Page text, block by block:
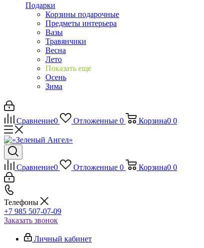
Подарки
Корзины подарочные
Предметы интерьера
Вазы
Травянчики
Весна
Лето
Показать еще
Осень
Зима
Сравнение0 Отложенные 0 Корзина0 0
Сравнение0 Отложенные 0 Корзина0 0
Телефоны
+7 985 507-07-09
Заказать звонок
Личный кабинет